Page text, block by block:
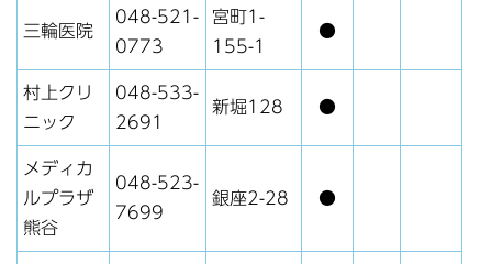
三輪医院
048-521-
0773
宮町1-
155-1
●
村上クリ
ニック
048-533-
2691
新堀128 ●
メディカ
ルプラザ
熊谷
048-523-
7699
銀座2-28 ●